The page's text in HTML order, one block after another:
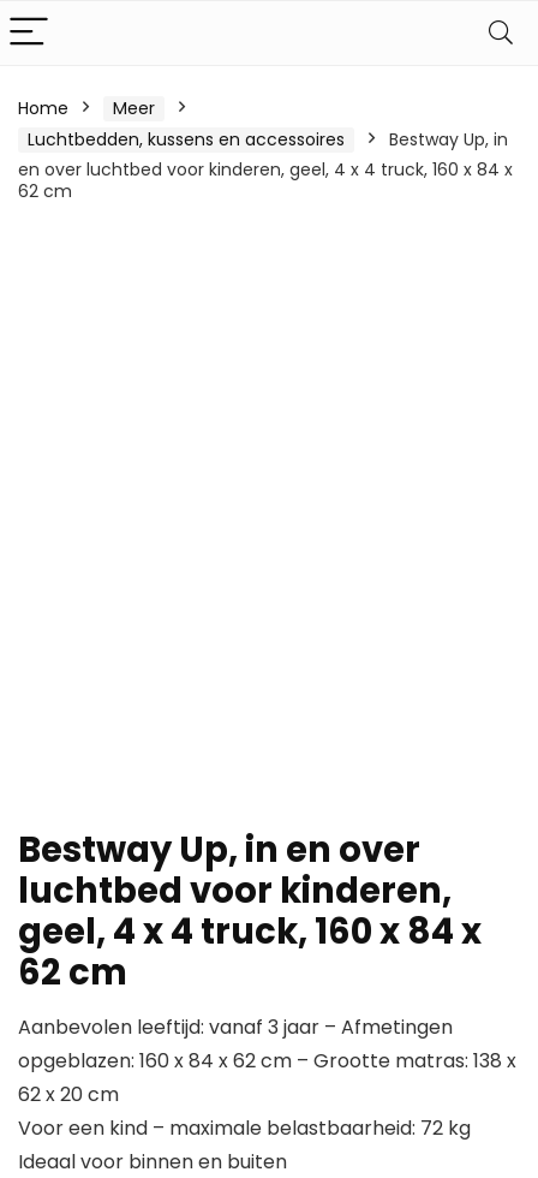
Home
Meer
Luchtbedden, kussens en accessoires
Bestway Up, in
en over luchtbed voor kinderen, geel, 4 x 4 truck, 160 x 84 x
62 cm
Bestway Up, in en over
luchtbed voor kinderen,
geel, 4 x 4 truck, 160 x 84 x
62 cm
Aanbevolen leeftijd: vanaf 3 jaar – Afmetingen
opgeblazen: 160 x 84 x 62 cm – Grootte matras: 138 x
62 x 20 cm
Voor een kind – maximale belastbaarheid: 72 kg
Ideaal voor binnen en buiten